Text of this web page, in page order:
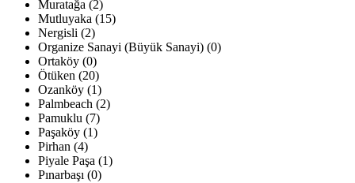
Muratağa (2)
Mutluyaka (15)
Nergisli (2)
Organize Sanayi (Büyük Sanayi) (0)
Ortaköy (0)
Ötüken (20)
Ozanköy (1)
Palmbeach (2)
Pamuklu (7)
Paşaköy (1)
Pirhan (4)
Piyale Paşa (1)
Pınarbaşı (0)